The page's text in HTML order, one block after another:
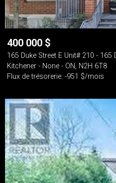
400 000 $
165 Duke Street E Unit# 210 - 165
Kitchener - None - ON, N2H 6T8
Flux de trésorerie: -951 $/mois